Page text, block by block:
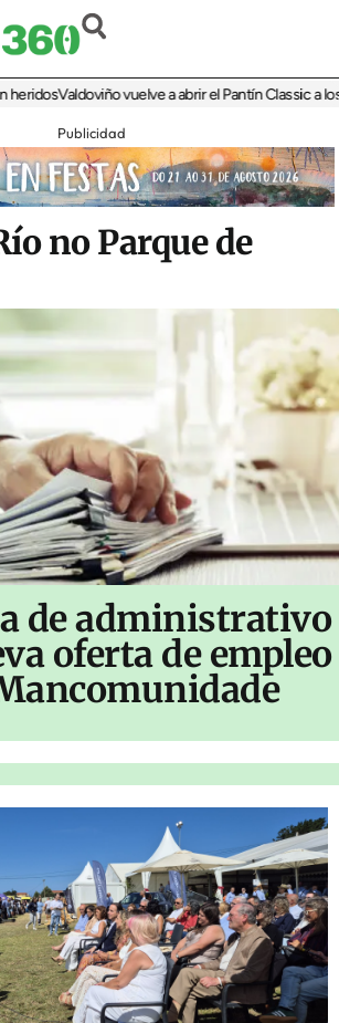
Valdoviño vuelve a abrir el Pantín Classic a los
Publicidad
no Parque de
de administrativo
oferta de empleo